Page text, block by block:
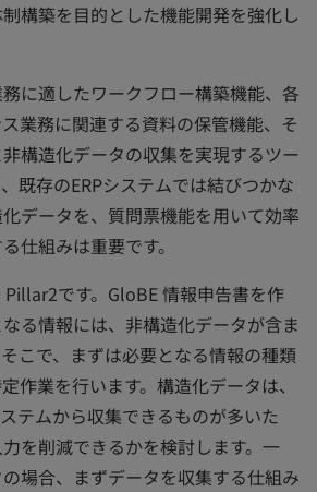
構築を目的とした機能開発を強化し
に適したワークフロー構築機能、各
業務に関連する資料の保管機能、そ
構造化データの収集を実現するツー
既存のERPシステムでは結びつかな
データを、質問票機能を用いて効率
仕組みは重要です。
Pillar2です。GloBE 情報申告書を作
る情報には、非構造化データが含ま
こで、まずは必要となる情報の種類
作業を行います。構造化データは、
テムから収集できるものが多いた
を削減できるかを検討します。一
場合、まずデータを収集する仕組み